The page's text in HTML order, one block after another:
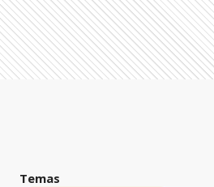
Temas